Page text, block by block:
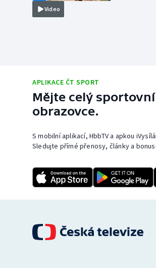
Video
APLIKACE ČT SPORT
Mějte celý
obrazovce.
S mobilní aplikací, HbbTV a apkou
Sledujte přímé přenosy, články a